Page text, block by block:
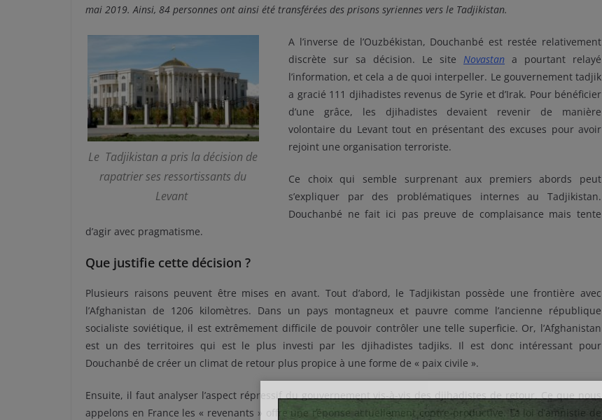
mai 2019. Ainsi, 84 personnes ont ainsi été transférées des prisons syriennes vers le Tadjikistan.
Le Tadjikistan a pris la décision de
rapatrier ses ressortissants du
Levant
A l’inverse de l’Ouzbékistan, Douchanbé est restée relativement
discrète sur sa décision. Le site Novastan a pourtant relayé
l’information, et cela a de quoi interpeller. Le gouvernement tadjik
a gracié 111 djihadistes revenus de Syrie et d’Irak. Pour bénéficier
d’une grâce, les djihadistes devaient revenir de manière
volontaire du Levant tout en présentant des excuses pour avoir
rejoint une organisation terroriste.
Ce choix qui semble surprenant aux premiers abords peut
s’expliquer par des problématiques internes au Tadjikistan.
Douchanbé ne fait ici pas preuve de complaisance mais tente
d’agir avec pragmatisme.
Que justifie cette décision ?
Plusieurs raisons peuvent être mises en avant. Tout d’abord, le Tadjikistan possède une frontière avec
l’Afghanistan de 1206 kilomètres. Dans un pays montagneux et pauvre comme l’ancienne république
socialiste soviétique, il est extrêmement difficile de pouvoir contrôler une telle superficie. Or, l’Afghanistan
est un des territoires qui est le plus investi par les djihadistes tadjiks. Il est donc intéressant pour
Douchanbé de créer un climat de retour plus propice à une forme de « paix civile ».
Ensuite, il faut analyser l’aspect répressif du gouvernement vis-à-vis des djihadistes de retour. Ce que nous
appelons en France les « revenants » offre une réponse actuellement contre-productive. La loi d’amnistie de